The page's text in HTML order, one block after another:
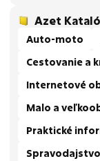
Azet
Auto-moto
Cestovanie a
Internetové
Malo a
Praktické